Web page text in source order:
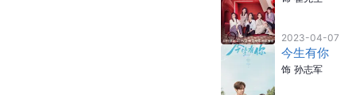
2023-04-07
今生有你
饰 孙志军